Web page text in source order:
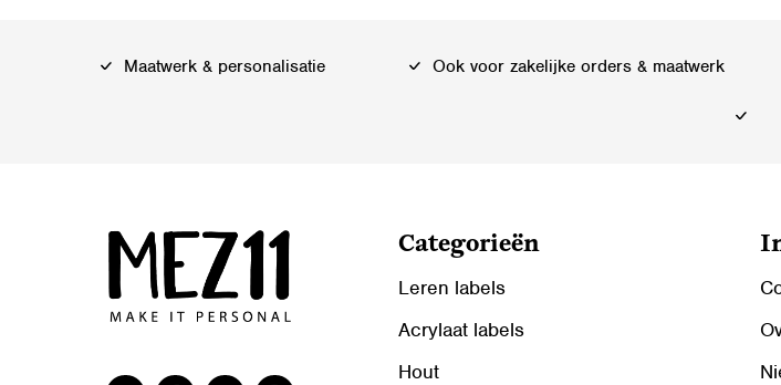
Maatwerk & personalisatie Ook voor zakelijke orders & maatwerk
Categorieën
Leren labels
Acrylaat labels
Hout